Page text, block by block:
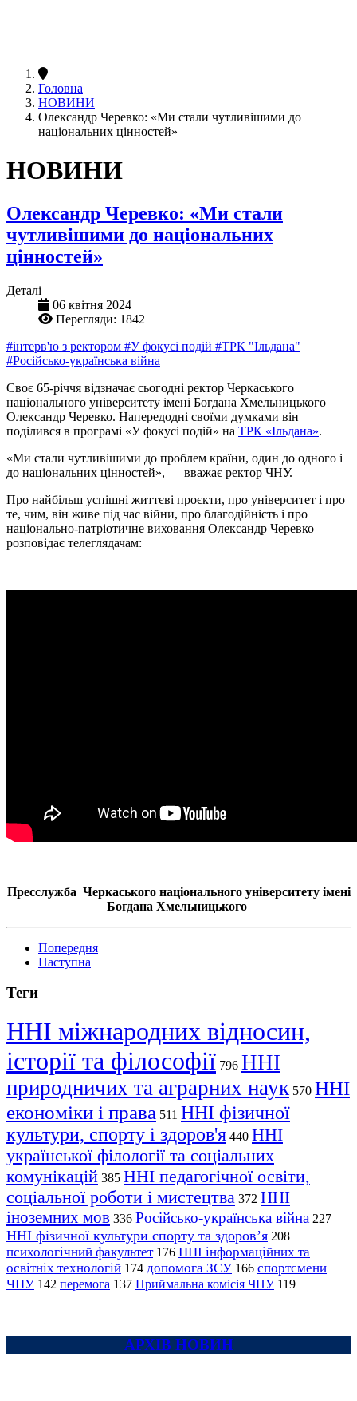
Головна
НОВИНИ
Олександр Черевко: «Ми стали чутливішими до
національних цінностей»
НОВИНИ
Олександр Черевко: «Ми стали
чутливішими до національних
цінностей»
Деталі
06 квітня 2024
Перегляди: 1842
#інтерв'ю з ректором #У фокусі подій #ТРК "Ільдана"
#Російсько-українська війна
Своє 65-річчя відзначає сьогодні ректор Черкаського
національного університету імені Богдана Хмельницького
Олександр Черевко. Напередодні своїми думками він
поділився в програмі «У фокусі подій» на ТРК «Ільдана».
«Ми стали чутливішими до проблем країни, один до одного і
до національних цінностей», — вважає ректор ЧНУ.
Про найбільш успішні життєві проєкти, про університет і про
те, чим, він живе під час війни, про благодійність і про
національно-патріотичне виховання Олександр Черевко
розповідає телеглядачам:
Пресслужба Черкаського національного університету імені
Богдана Хмельницького
Попередня
Наступна
Теги
ННІ міжнародних відносин,
історії та філософії 796 ННІ
природничих та аграрних наук 570 ННІ
економіки і права 511 ННІ фізичної
культури, спорту і здоров'я 440 ННІ
української філології та соціальних
комунікацій 385 ННІ педагогічної освіти,
соціальної роботи і мистецтва 372 ННІ
іноземних мов 336 Російсько-українська війна 227
ННІ фізичної культури спорту та здоров’я 208
психологічний факультет 176 ННІ інформаційних та
освітніх технологій 174 допомога ЗСУ 166 спортсмени
ЧНУ 142 перемога 137 Приймальна комісія ЧНУ 119
АРХІВ НОВИН